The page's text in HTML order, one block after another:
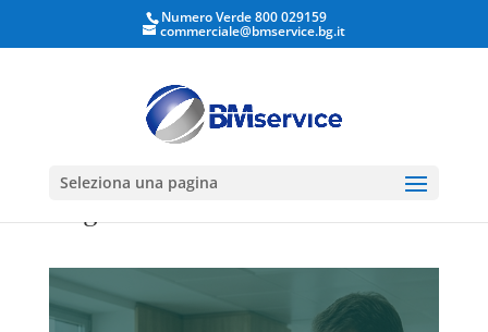
Apri la barra degli strumenti
Numero Verde 800 029159
commerciale@bmservice.bg.it
Seleziona una pagina